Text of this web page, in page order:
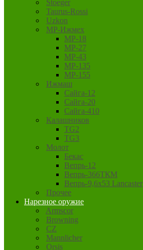
Stoeger
Taurus-Rossi
Uzkon
MP-Ижмех
MP-18
MP-27
MP-43
MP-135
MP-155
Ижмаш
Сайга-12
Сайга-20
Сайга-410
Калашников
TG2
TG3
Молот
Бекас
Вепрь-12
Вепрь-366ТКМ
Вепрь-9,6х53 Lancaster
Прочее
Нарезное оружие
Armscor
Browning
CZ
Mannlicher
Orsis